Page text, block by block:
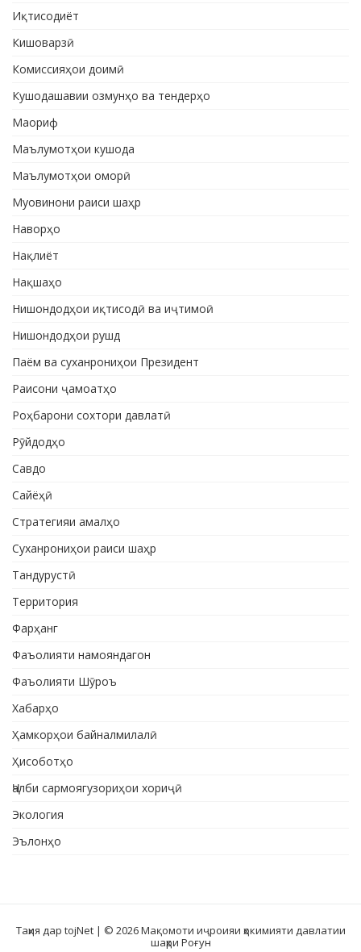
Иқтисодиёт
Кишоварзӣ
Комиссияҳои доимӣ
Кушодашавии озмунҳо ва тендерҳо
Маориф
Маълумотҳои кушода
Маълумотҳои оморӣ
Муовинони раиси шаҳр
Наворҳо
Нақлиёт
Нақшаҳо
Нишондодҳои иқтисодӣ ва иҷтимоӣ
Нишондодҳои рушд
Паём ва суханрониҳои Президент
Раисони ҷамоатҳо
Роҳбарони сохтори давлатӣ
Рӯйдодҳо
Савдо
Сайёҳӣ
Стратегияи амалҳо
Суханрониҳои раиси шаҳр
Тандурустӣ
Территория
Фарҳанг
Фаъолияти намояндагон
Фаъолияти Шӯроъ
Хабарҳо
Ҳамкорҳои байналмилалӣ
Ҳисоботҳо
Ҷалби сармоягузориҳои хориҷӣ
Экология
Эълонҳо
Таҳия дар tojNet | © 2026 Мақомоти иҷроияи ҳокимияти давлатии
шаҳри Роғун